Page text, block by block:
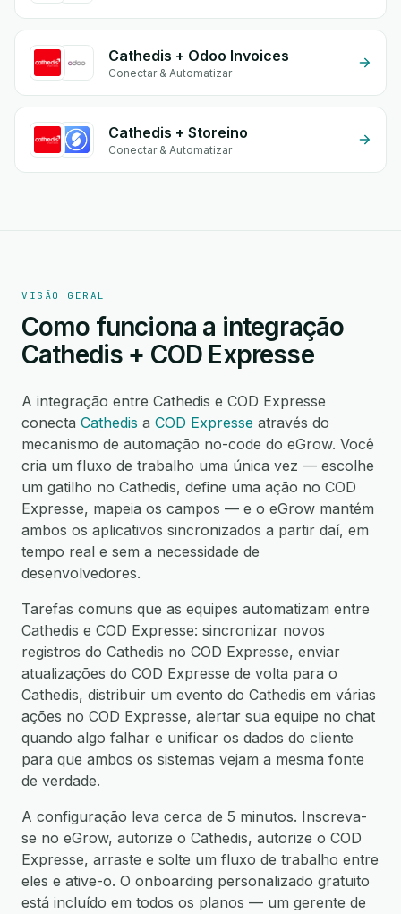
Cathedis + Odoo Invoices
Conectar & Automatizar
Cathedis + Storeino
Conectar & Automatizar
VISÃO GERAL
Como funciona a integração
Cathedis + COD Expresse
A integração entre Cathedis e COD Expresse
conecta Cathedis a COD Expresse através do
mecanismo de automação no-code do eGrow. Você
cria um fluxo de trabalho uma única vez — escolhe
um gatilho no Cathedis, define uma ação no COD
Expresse, mapeia os campos — e o eGrow mantém
ambos os aplicativos sincronizados a partir daí, em
tempo real e sem a necessidade de
desenvolvedores.
Tarefas comuns que as equipes automatizam entre
Cathedis e COD Expresse: sincronizar novos
registros do Cathedis no COD Expresse, enviar
atualizações do COD Expresse de volta para o
Cathedis, distribuir um evento do Cathedis em várias
ações no COD Expresse, alertar sua equipe no chat
quando algo falhar e unificar os dados do cliente
para que ambos os sistemas vejam a mesma fonte
de verdade.
A configuração leva cerca de 5 minutos. Inscreva-
se no eGrow, autorize o Cathedis, autorize o COD
Expresse, arraste e solte um fluxo de trabalho entre
eles e ative-o. O onboarding personalizado gratuito
está incluído em todos os planos — um gerente de